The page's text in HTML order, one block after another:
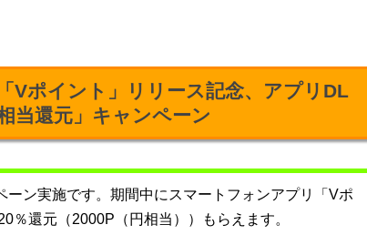
Vポイント」リリース記念、アプリDL
当還元」キャンペーン
ン実施です。期間中にスマートフォンアプリ「Vポ
％還元（2000P（円相当））もらえます。